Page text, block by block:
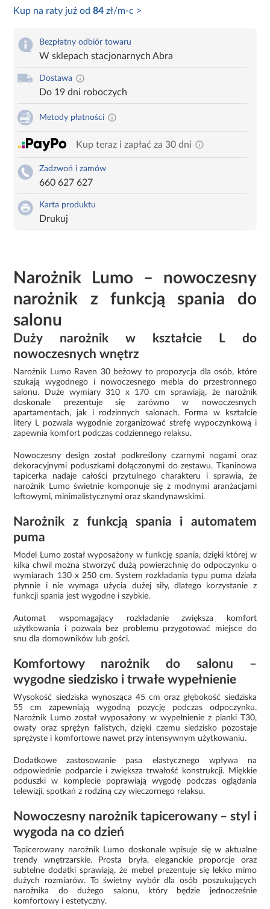
Kup na raty już od84 zł/m-c >
Bezpłatny odbiór towaru
W sklepach stacjonarnych Abra
Dostawa
Do 19 dni roboczych
Metody płatności
Kup teraz i zapłać za 30 dni
Zadzwoń i zamów
660 627 627
Karta produktu
Drukuj
Narożnik Lumo – nowoczesny
narożnik z funkcją spania do
salonu
Duży narożnik w kształcie L do
nowoczesnych wnętrz
Narożnik Lumo Raven 30 beżowy to propozycja dla osób, które
szukają wygodnego i nowoczesnego mebla do przestronnego
salonu. Duże wymiary 310 x 170 cm sprawiają, że narożnik
doskonale prezentuje się zarówno w nowoczesnych
apartamentach, jak i rodzinnych salonach. Forma w kształcie
litery L pozwala wygodnie zorganizować strefę wypoczynkową i
zapewnia komfort podczas codziennego relaksu.
Nowoczesny design został podkreślony czarnymi nogami oraz
dekoracyjnymi poduszkami dołączonymi do zestawu. Tkaninowa
tapicerka nadaje całości przytulnego charakteru i sprawia, że
narożnik Lumo świetnie komponuje się z modnymi aranżacjami
loftowymi, minimalistycznymi oraz skandynawskimi.
Narożnik z funkcją spania i automatem
puma
Model Lumo został wyposażony w funkcję spania, dzięki której w
kilka chwil można stworzyć dużą powierzchnię do odpoczynku o
wymiarach 130 x 250 cm. System rozkładania typu puma działa
płynnie i nie wymaga użycia dużej siły, dlatego korzystanie z
funkcji spania jest wygodne i szybkie.
Automat wspomagający rozkładanie zwiększa komfort
użytkowania i pozwala bez problemu przygotować miejsce do
snu dla domowników lub gości.
Komfortowy narożnik do salonu –
wygodne siedzisko i trwałe wypełnienie
Wysokość siedziska wynosząca 45 cm oraz głębokość siedziska
55 cm zapewniają wygodną pozycję podczas odpoczynku.
Narożnik Lumo został wyposażony w wypełnienie z pianki T30,
owaty oraz sprężyn falistych, dzięki czemu siedzisko pozostaje
sprężyste i komfortowe nawet przy intensywnym użytkowaniu.
Dodatkowe zastosowanie pasa elastycznego wpływa na
odpowiednie podparcie i zwiększa trwałość konstrukcji. Miękkie
poduszki w komplecie poprawiają wygodę podczas oglądania
telewizji, spotkań z rodziną czy wieczornego relaksu.
Nowoczesny narożnik tapicerowany – styl i
wygoda na co dzień
Tapicerowany narożnik Lumo doskonale wpisuje się w aktualne
trendy wnętrzarskie. Prosta bryła, eleganckie proporcje oraz
subtelne dodatki sprawiają, że mebel prezentuje się lekko mimo
dużych rozmiarów. To świetny wybór dla osób poszukujących
narożnika do dużego salonu, który będzie jednocześnie
komfortowy i estetyczny.